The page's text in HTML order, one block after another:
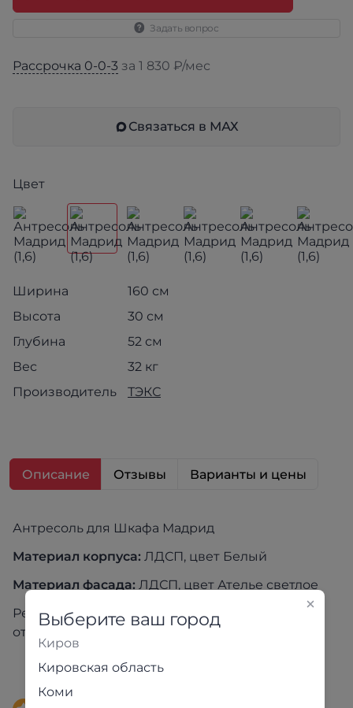
Задать вопрос
Рассрочка 0-0-3 за 1 830 ₽/мес
Связаться в МАХ
Цвет
Ширина
160 см
Высота
30 см
Глубина
52 см
Вес
32 кг
Производитель
ТЭКС
Описание Отзывы Варианты и цены
Антресоль для Шкафа Мадрид
Материал корпуса: ЛДСП, цвет Белый
Материал фасада: ЛДСП, цвет Ателье светлое
Реальный цвет товара может незначительно
отличаться от изображения на экране
Выберите ваш город
Киров
Кировская область
Коми